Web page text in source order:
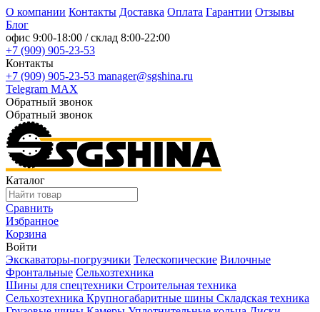
О компании Контакты Доставка Оплата Гарантии Отзывы
Блог
офис 9:00-18:00 / склад 8:00-22:00
+7 (909) 905-23-53
Контакты
+7 (909) 905-23-53 manager@sgshina.ru
Telegram MAX
Обратный звонок
Обратный звонок
Каталог
Сравнить
Избранное
Корзина
Войти
Экскаваторы-погрузчики Телескопические Вилочные
Фронтальные Сельхозтехника
Шины для спецтехники Строительная техника
Сельхозтехника Крупногабаритные шины Складская техника